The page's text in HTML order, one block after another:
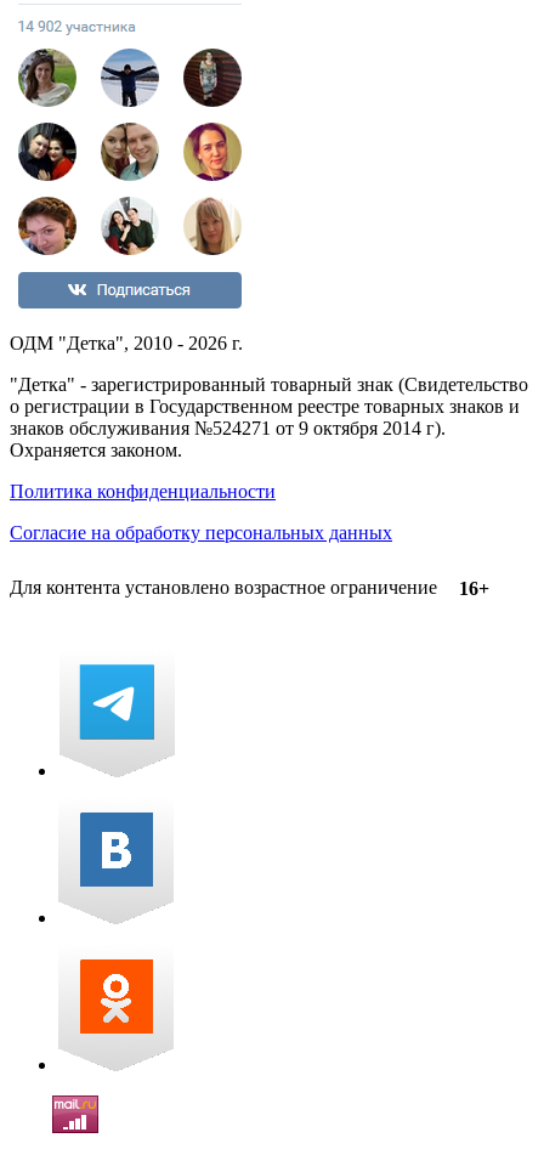
ОДМ "Детка", 2010 - 2026 г.
"Детка" - зарегистрированный товарный знак (Свидетельство
о регистрации в Государственном реестре товарных знаков и
знаков обслуживания №524271 от 9 октября 2014 г).
Охраняется законом.
Политика конфиденциальности
Согласие на обработку персональных данных
Для контента установлено возрастное ограничение 16+